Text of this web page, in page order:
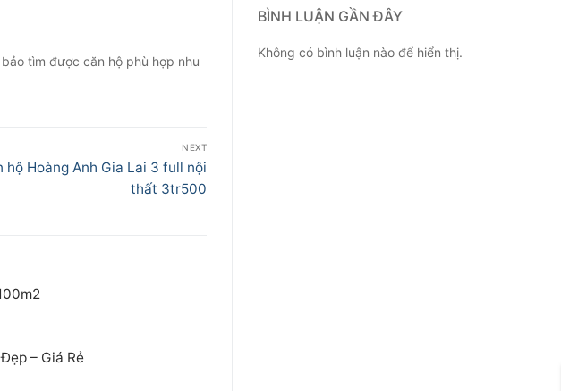
tìm được căn hộ phù hợp nhu
NEXT
hộ Hoàng Anh Gia Lai 3 full nội
thất 3tr500
– Giá Rẻ
BÌNH LUẬN GẦN ĐÂY
Không có bình luận nào để hiển thị.